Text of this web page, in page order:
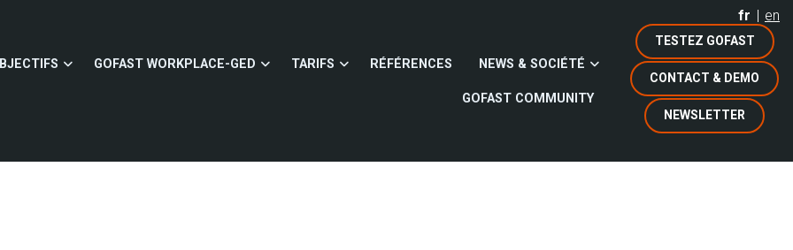
fr en
TESTEZ GOFAST
CONTACT & DEMO
NEWSLETTER
GOFAST WORKPLACE-GED TARIFS RÉFÉRENCES NEWS & SOCIÉTÉ
GOFAST COMMUNITY